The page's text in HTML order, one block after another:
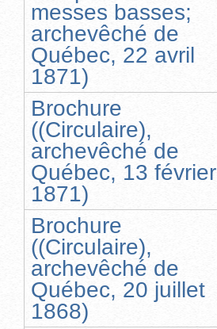
messes basses;
archevêché de
Québec, 22 avril
1871)
Brochure
((Circulaire),
archevêché de
Québec, 13 février
1871)
Brochure
((Circulaire),
archevêché de
Québec, 20 juillet
1868)